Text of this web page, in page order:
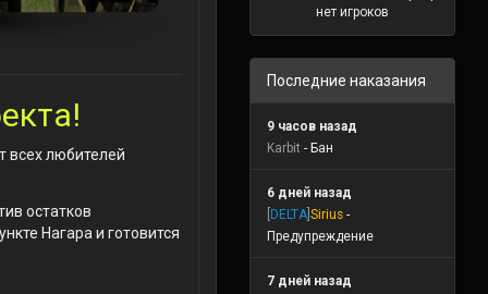
всех любителей
остатков
Нагара и готовится
нет игроков
Последние наказания
9 часов назад
Karbit - Бан
6 дней назад
DELTA Sirius -
Предупреждение
7 дней назад